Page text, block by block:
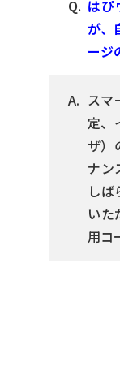
はぴ
が、
ージ
スマ
定、
ザ）
ナン
し
いた
用コ